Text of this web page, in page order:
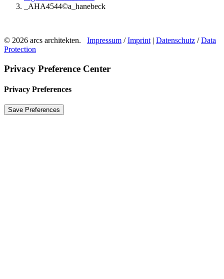
_AHA4544©a_hanebeck
© 2026 arcs architekten. Impressum /Imprint | Datenschutz /Data
Protection
Privacy Preference Center
Privacy Preferences